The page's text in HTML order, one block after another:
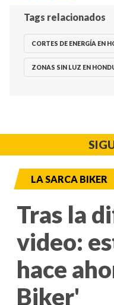
Tags relacionados
CORTES DE ENERGÍA EN
ZONAS SIN LUZ EN
LA SARCA BIKER
Tras la
video:
hace
Biker'